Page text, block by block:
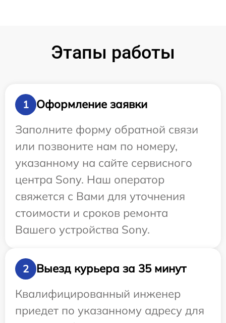
Этапы работы
1
Оформление заявки
Заполните форму обратной связи
или позвоните нам по номеру,
указанному на сайте сервисного
центра Sony. Наш оператор
свяжется с Вами для уточнения
стоимости и сроков ремонта
Вашего устройства Sony.
2
Выезд курьера за 35 минут
Квалифицированный инженер
приедет по указанному адресу для